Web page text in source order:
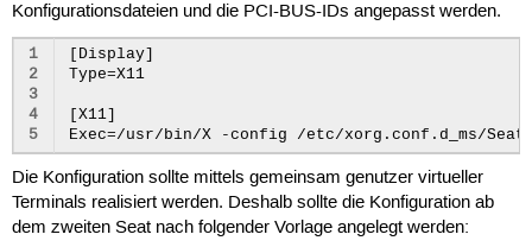
Konfigurationsdateien und die PCI-BUS-IDs angepasst werden.
1
2
3
4
5
[Display]
Type=X11
[X11]
Die Konfiguration sollte mittels gemeinsam genutzer virtueller
Terminals realisiert werden. Deshalb sollte die Konfiguration ab
dem zweiten Seat nach folgender Vorlage angelegt werden: